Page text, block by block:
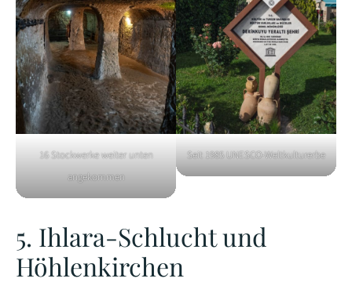
16 Stockwerke weiter unten
angekommen
Seit 1985 UNESCO-Weltkulturerbe
5. Ihlara-Schlucht und
Höhlenkirchen